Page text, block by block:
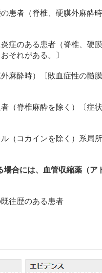
患者（脊椎、硬膜外麻酔
症のある患者（脊椎、硬
それがある。〕
麻酔時）〔敗血症性の髄
（脊椎麻酔を除く）〔症
（コカインを除く）系局
場合には、血管収縮薬（ア
往歴のある患者